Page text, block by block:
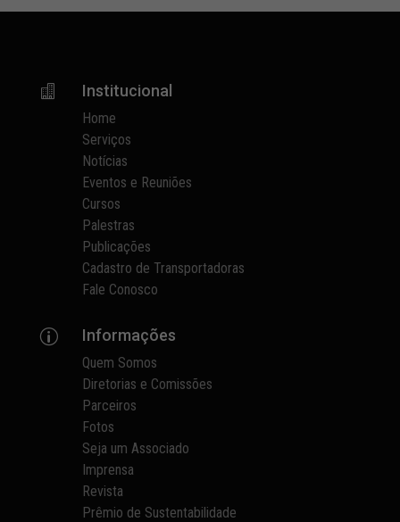
 Institucional
Home
Serviços
Notícias
Eventos e Reuniões
Cursos
Palestras
Publicações
Cadastro de Transportadoras
Fale Conosco
p Informações
Quem Somos
Diretorias e Comissões
Parceiros
Fotos
Seja um Associado
Imprensa
Revista
Prêmio de Sustentabilidade